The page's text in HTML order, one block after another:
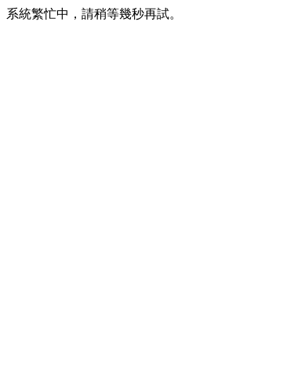
系統繁忙中，請稍等幾秒再試。